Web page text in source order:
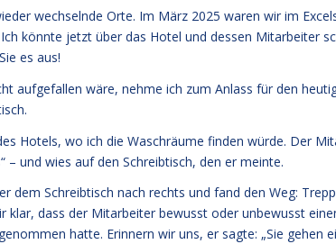
wechselnde Orte. Im März 2025 waren wir im
könnte jetzt über das Hotel und dessen Mitarbeiter
es aus!
aufgefallen wäre, nehme ich zum Anlass für den
Hotels, wo ich die Waschräume finden würde. Der
– und wies auf den Schreibtisch, den er meinte.
dem Schreibtisch nach rechts und fand den Weg:
klar, dass der Mitarbeiter bewusst oder unbewusst
hatte. Erinnern wir uns, er sagte: „Sie gehen